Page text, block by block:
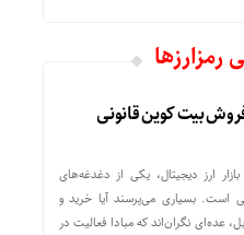
رمزارزها
بیت کوین قانونی
ارز دیجیتال، یکی از دغدغه‌های
است. بسیاری می‌پرسند آیا خرید و
عده‌ای نگران‌اند که مبادا فعالیت در